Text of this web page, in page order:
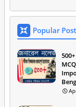
Popular Post
500+